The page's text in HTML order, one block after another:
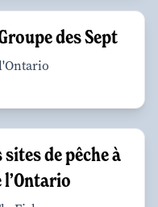
des Sept
de pêche à